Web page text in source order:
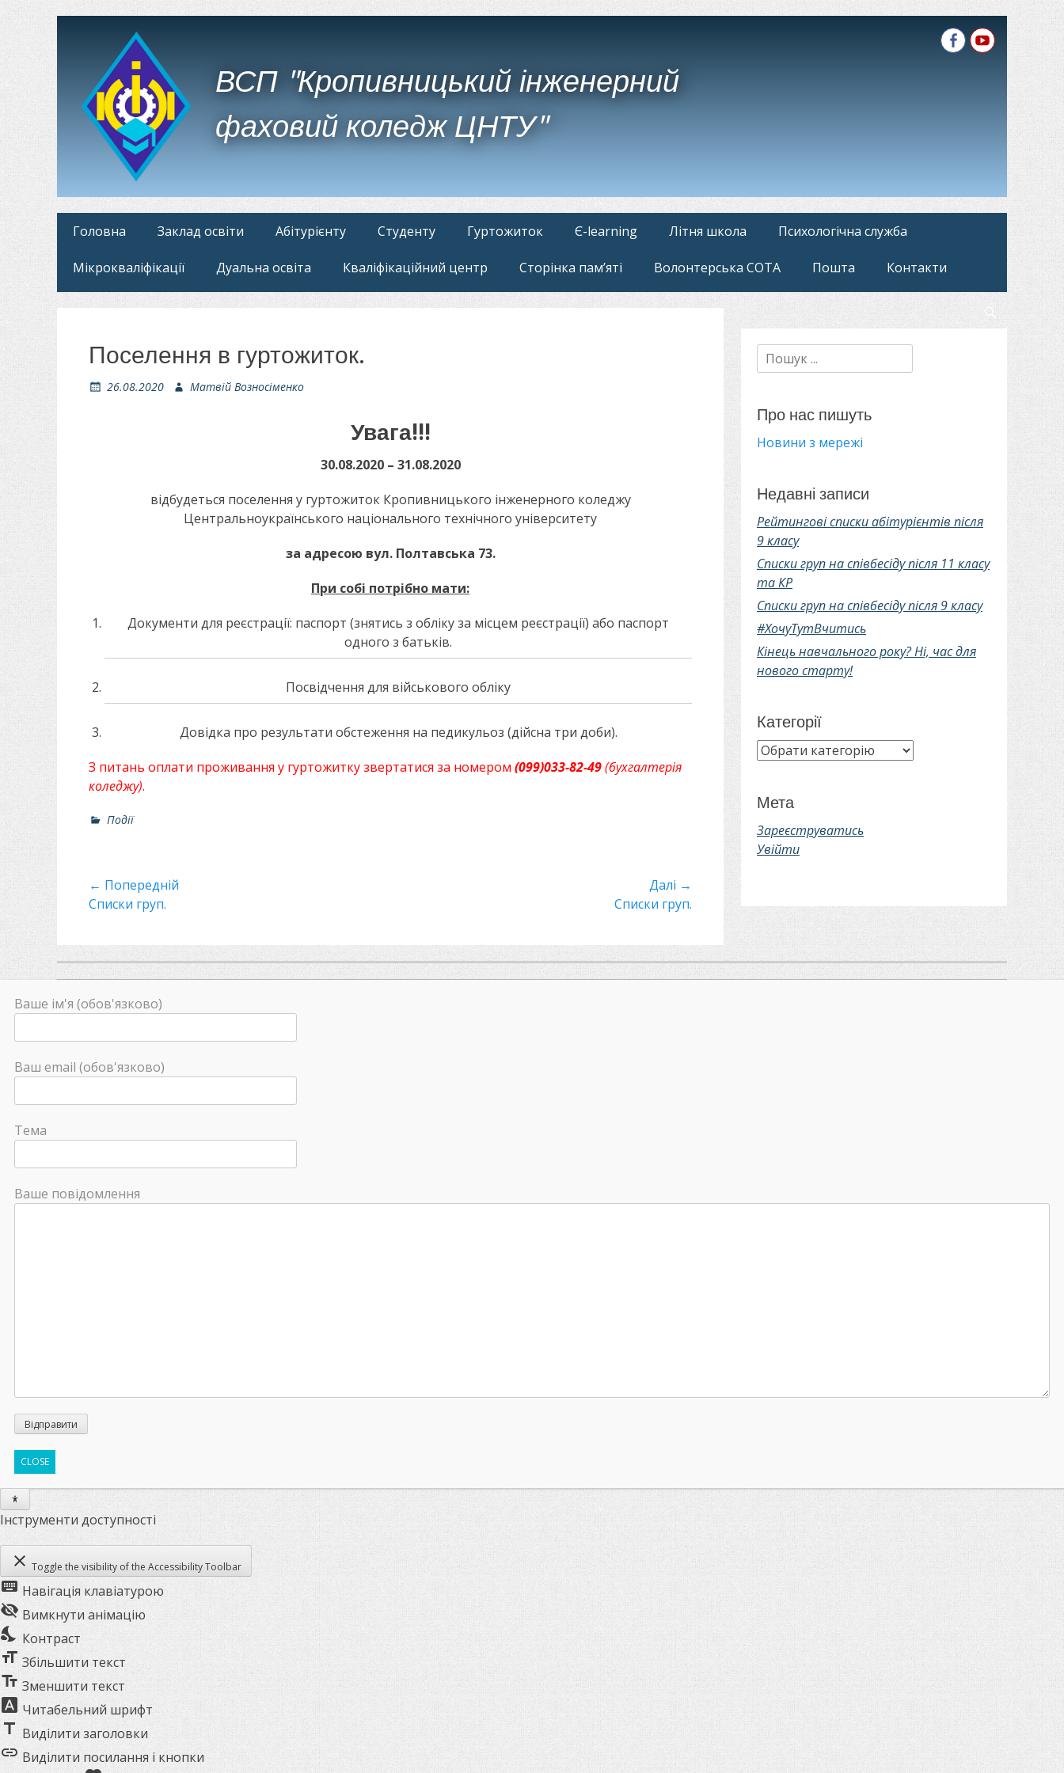
ВСП "Кропивницький інженерний
фаховий коледж ЦНТУ"
FacebookYouTube
Головне
Перейти
Головна Заклад освіти Абітурієнту Студенту Гуртожиток Є-learning Літня школа Психологічна служба
Мікрокваліфікації Дуальна освіта Кваліфікаційний центр Сторінка пам’яті Волонтерська СОТА Пошта Контакти
Поселення в гуртожиток.
О
26.08.2020
А
Матвій Возносіменко
Увага!!!
30.08.2020 – 31.08.2020
відбудеться поселення у гуртожиток Кропивницького інженерного коледжу
Центральноукраїнського національного технічного університету
за адресою вул. Полтавська 73.
При собі потрібно мати:
Документи для реєстрації: паспорт (знятись з обліку за місцем реєстрації) або паспорт
одного з батьків.
Посвідчення для військового обліку
Довідка про результати обстеження на педикульоз (дійсна три доби).
З питань оплати проживання у гуртожитку звертатися за номером (099)033-82-49(бухгалтерія
коледжу).
Р
л
Події
Навігація
записів
← Попередній
Минулий
Списки груп.
Далі →
Списки груп.
Пошук:
Про нас пишуть
Новини з мережі
Недавні записи
Рейтингові списки абітурієнтів після
9 класу
Списки груп на співбесіду після 11 класу
та КР
Списки груп на співбесіду після 9 класу
#ХочуТутВчитись
Кінець навчального року? Ні, час для
нового старту!
Категорії
Категорії
Мета
Зареєструватись
Увійти
Ваше ім'я (обов'язково)
Ваш email (обов'язково)
Тема
Ваше повідомлення
CLOSE
Інструменти доступності
close Toggle the visibility of the Accessibility Toolbar
keyboard Навігація клавіатурою
visibility_off Вимкнути анімацію
nights_stay Контраст
format_size Збільшити текст
text_fields Зменшити текст
font_download Читабельний шрифт
title Виділити заголовки
link Виділити посилання і кнопки